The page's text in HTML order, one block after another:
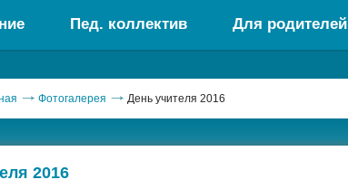
Пед. коллектив Для родителей
Фотогалерея День учителя 2016
2016